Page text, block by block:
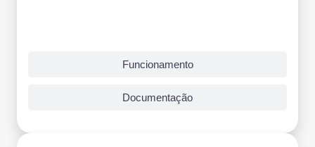
Funcionamento
Documentação